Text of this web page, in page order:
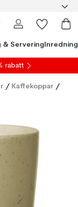
& ServeringInredning
rabatt
/ Kaffekoppar /